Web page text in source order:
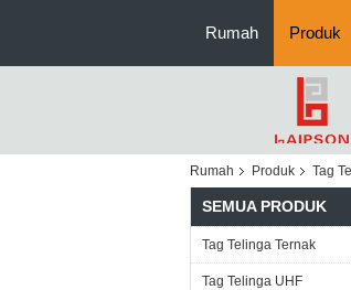
Rumah Produk
Rumah Produk Tag
SEMUA PRODUK
Tag Telinga Ternak
Tag Telinga UHF